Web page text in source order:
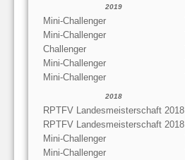
2019
Mini-Challenger
Mini-Challenger
Challenger
Mini-Challenger
Mini-Challenger
2018
RPTFV Landesmeisterschaft 2018
RPTFV Landesmeisterschaft 2018
Mini-Challenger
Mini-Challenger